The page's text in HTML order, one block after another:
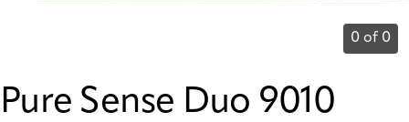
0 of 0
Pure Sense Duo 9010